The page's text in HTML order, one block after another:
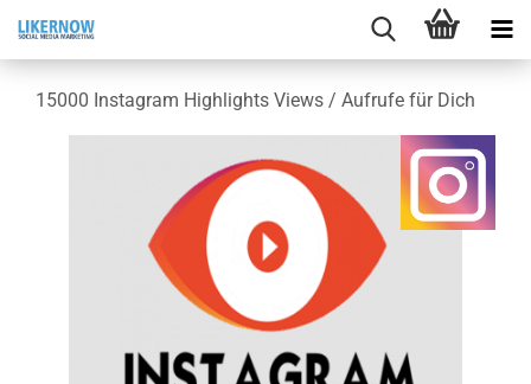
15000 In­sta­gram High­lights Views / Auf­ru­fe für Dich